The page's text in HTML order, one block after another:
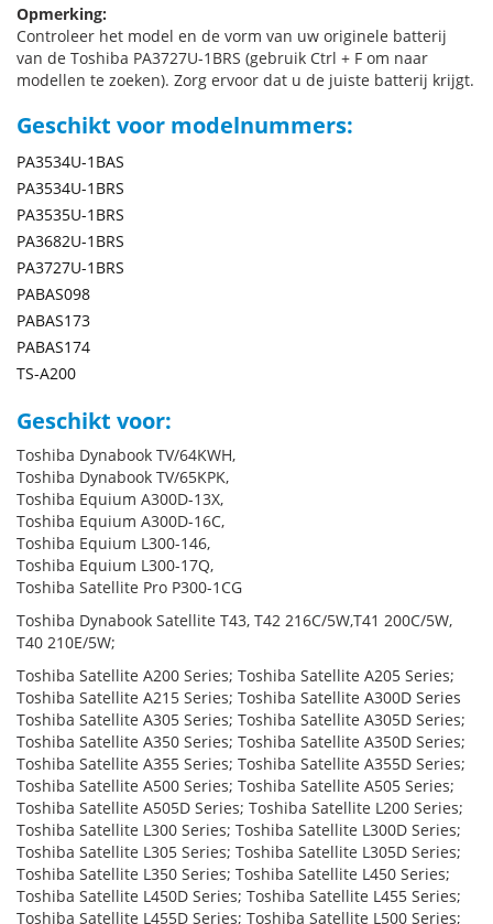
Opmerking:
Controleer het model en de vorm van uw originele batterij
van de Toshiba PA3727U-1BRS (gebruik Ctrl + F om naar
modellen te zoeken). Zorg ervoor dat u de juiste batterij krijgt.
Geschikt voor modelnummers:
PA3534U-1BAS
PA3534U-1BRS
PA3535U-1BRS
PA3682U-1BRS
PA3727U-1BRS
PABAS098
PABAS173
PABAS174
TS-A200
Geschikt voor:
Toshiba Dynabook TV/64KWH,
Toshiba Dynabook TV/65KPK,
Toshiba Equium A300D-13X,
Toshiba Equium A300D-16C,
Toshiba Equium L300-146,
Toshiba Equium L300-17Q,
Toshiba Satellite Pro P300-1CG
Toshiba Dynabook Satellite T43, T42 216C/5W,T41 200C/5W,
T40 210E/5W;
Toshiba Satellite A200 Series; Toshiba Satellite A205 Series;
Toshiba Satellite A215 Series; Toshiba Satellite A300D Series
Toshiba Satellite A305 Series; Toshiba Satellite A305D Series;
Toshiba Satellite A350 Series; Toshiba Satellite A350D Series;
Toshiba Satellite A355 Series; Toshiba Satellite A355D Series;
Toshiba Satellite A500 Series; Toshiba Satellite A505 Series;
Toshiba Satellite A505D Series; Toshiba Satellite L200 Series;
Toshiba Satellite L300 Series; Toshiba Satellite L300D Series;
Toshiba Satellite L305 Series; Toshiba Satellite L305D Series;
Toshiba Satellite L350 Series; Toshiba Satellite L450 Series;
Toshiba Satellite L450D Series; Toshiba Satellite L455 Series;
Toshiba Satellite L455D Series; Toshiba Satellite L500 Series;